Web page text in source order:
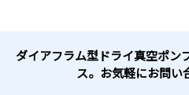
ダイアフラム型ドライ真空ポン
ス。お気軽にお問い